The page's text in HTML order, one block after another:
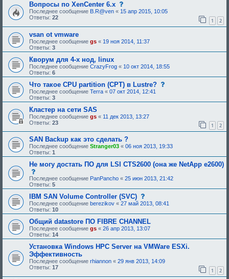
н
и
Вопросы по XenCenter 6.x
о
о
щ
н
е
т
р
е
б
у
ю
щ
е
о
о
б
р
е
н
и
я
Последнее сообщение B.R@ven « 15 апр 2015, 10:05
Ответы: 22 1 2
vsan ot vmware
Последнее сообщение gs « 19 ноя 2014, 11:37
Ответы: 3
Кворум для 4-х нод, linux
Последнее сообщение CrazyFrog « 10 окт 2014, 18:55
Ответы: 6
Что такое CPU partition (CPT) в Lustre?
б
е
т
е
б
ю
щ
е
д
я
Последнее сообщение Terra « 07 окт 2014, 12:41
Ответы: 3
Кластер на сети SAS
Последнее сообщение gs « 11 дек 2013, 13:27
Ответы: 23 1 2
SAN Backup как это сделать ?
Последнее сообщение Stranger03 « 06 ноя 2013, 19:33
Ответы: 1
Не могу достать ПО для LSI CTS2600 (она же NetApp e2600)
о
о
б
щ
е
н
и
е
,
т
р
е
б
у
ю
щ
е
Последнее сообщение PanPancho « 25 июн 2013, 21:42
Ответы: 5
IBM SAN Volume Controller (SVC)
о
б
щ
е
н
и
е
,
р
б
Последнее сообщение berezikov « 27 май 2013, 08:41
Ответы: 10
Общий datastore ПО FIBRE CHANNEL
Последнее сообщение gs « 26 апр 2013, 13:07
Ответы: 14
Установка Windows HPC Server на VMWare ESXi.
Эффективность
Последнее сообщение rhiannon « 29 янв 2013, 14:09
Ответы: 17 1 2